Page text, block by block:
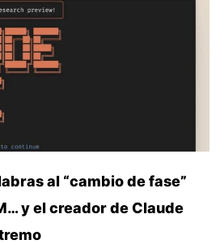
al “cambio de fase”
y el creador de Claude